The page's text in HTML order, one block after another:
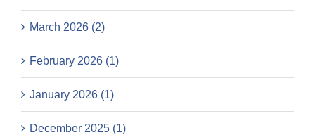
March 2026 (2)
February 2026 (1)
January 2026 (1)
December 2025 (1)